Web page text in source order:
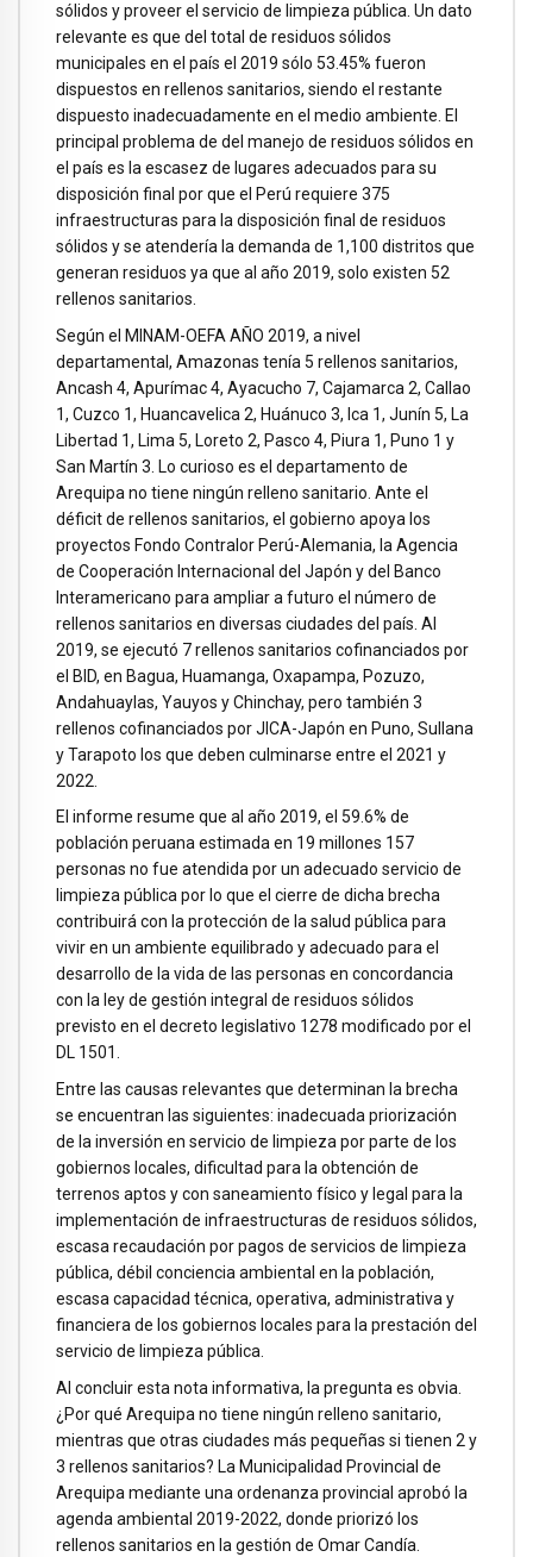
sólidos y proveer el servicio de limpieza pública. Un dato
relevante es que del total de residuos sólidos
municipales en el país el 2019 sólo 53.45% fueron
dispuestos en rellenos sanitarios, siendo el restante
dispuesto inadecuadamente en el medio ambiente. El
principal problema de del manejo de residuos sólidos en
el país es la escasez de lugares adecuados para su
disposición final por que el Perú requiere 375
infraestructuras para la disposición final de residuos
sólidos y se atendería la demanda de 1,100 distritos que
generan residuos ya que al año 2019, solo existen 52
rellenos sanitarios.
Según el MINAM-OEFA AÑO 2019, a nivel
departamental, Amazonas tenía 5 rellenos sanitarios,
Ancash 4, Apurímac 4, Ayacucho 7, Cajamarca 2, Callao
1, Cuzco 1, Huancavelica 2, Huánuco 3, Ica 1, Junín 5, La
Libertad 1, Lima 5, Loreto 2, Pasco 4, Piura 1, Puno 1 y
San Martín 3. Lo curioso es el departamento de
Arequipa no tiene ningún relleno sanitario. Ante el
déficit de rellenos sanitarios, el gobierno apoya los
proyectos Fondo Contralor Perú-Alemania, la Agencia
de Cooperación Internacional del Japón y del Banco
Interamericano para ampliar a futuro el número de
rellenos sanitarios en diversas ciudades del país. Al
2019, se ejecutó 7 rellenos sanitarios cofinanciados por
el BID, en Bagua, Huamanga, Oxapampa, Pozuzo,
Andahuaylas, Yauyos y Chinchay, pero también 3
rellenos cofinanciados por JICA-Japón en Puno, Sullana
y Tarapoto los que deben culminarse entre el 2021 y
2022.
El informe resume que al año 2019, el 59.6% de
población peruana estimada en 19 millones 157
personas no fue atendida por un adecuado servicio de
limpieza pública por lo que el cierre de dicha brecha
contribuirá con la protección de la salud pública para
vivir en un ambiente equilibrado y adecuado para el
desarrollo de la vida de las personas en concordancia
con la ley de gestión integral de residuos sólidos
previsto en el decreto legislativo 1278 modificado por el
DL 1501.
Entre las causas relevantes que determinan la brecha
se encuentran las siguientes: inadecuada priorización
de la inversión en servicio de limpieza por parte de los
gobiernos locales, dificultad para la obtención de
terrenos aptos y con saneamiento físico y legal para la
implementación de infraestructuras de residuos sólidos,
escasa recaudación por pagos de servicios de limpieza
pública, débil conciencia ambiental en la población,
escasa capacidad técnica, operativa, administrativa y
financiera de los gobiernos locales para la prestación del
servicio de limpieza pública.
Al concluir esta nota informativa, la pregunta es obvia.
¿Por qué Arequipa no tiene ningún relleno sanitario,
mientras que otras ciudades más pequeñas si tienen 2 y
3 rellenos sanitarios? La Municipalidad Provincial de
Arequipa mediante una ordenanza provincial aprobó la
agenda ambiental 2019-2022, donde priorizó los
rellenos sanitarios en la gestión de Omar Candía.